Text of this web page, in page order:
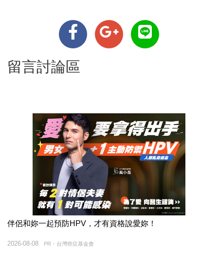
留言討論區
伴侶和妳一起預防HPV，才有資格說愛妳！
PR・台灣癌症基金會
2026-08-08